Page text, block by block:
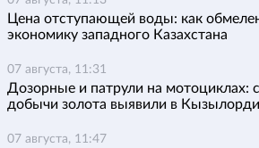
Цена отступающей воды: как
экономику западного Казахстана
07 августа, 11:31
Дозорные и патрули на мотоциклах:
добычи золота выявили в
07 августа, 11:47